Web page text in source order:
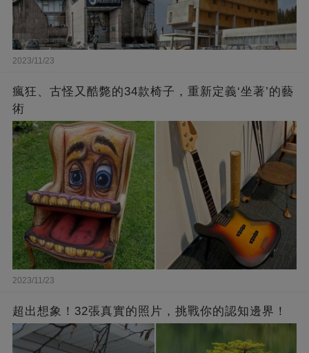
2023/11/23
瘋狂、古怪又酷斃的34款椅子，重新定義‘坐著’的藝
術
2023/11/23
超出想象！32張真實的照片，挑戰你的認知邊界！